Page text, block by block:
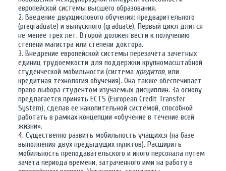
европейской системы высшего образования.
2. Введение двухциклового обучения: предварительного
(pregraduate) и выпускного (graduate). Первый цикл длится
не менее трех лет. Второй должен вести к получению
степени магистра или степени доктора.
3. Внедрение европейской системы перезачета зачетных
единиц трудоемкости для поддержки крупномасштабной
студенческой мобильности (система кредитов, или
кредитная технология обучения). Она также обеспечивает
право выбора студентом изучаемых дисциплин. За основу
предлагается принять ECTS (European Credit Transfer
System), сделав ее накопительной системой, способной
работать в рамках концепции «обучение в течение всей
жизни».
4. Существенно развить мобильность учащихся (на базе
выполнения двух предыдущих пунктов). Расширить
мобильность преподавательского и иного персонала путем
зачета периода времени, затраченного ими на работу в